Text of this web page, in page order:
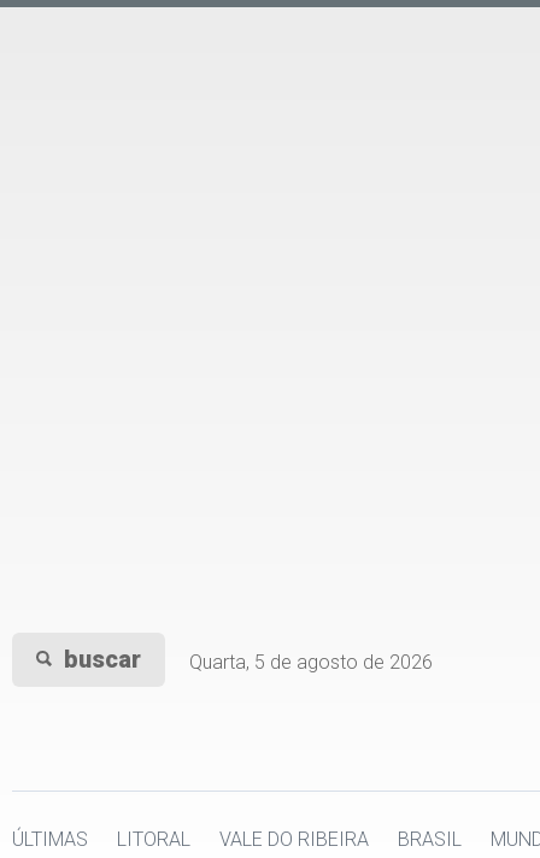
buscar Quarta, 5 de agosto de 2026
ÚLTIMAS LITORAL VALE DO RIBEIRA BRASIL